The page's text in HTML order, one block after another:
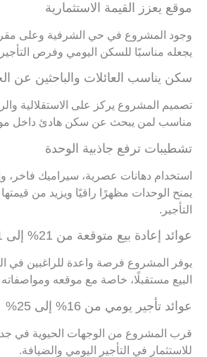
موقع يعزز القيمة الاستثمارية
وجود المشروع في حي الشرفية وعلى
يجعله مناسبًا للسكن اليومي وفرص التأجير
سكن يناسب العائلات والباحثين عن
تصميم المشروع يركز على الاستقلالية
مناسب لمن يبحث عن سكن هادئ داخل
تشطيبات ترفع جاذبية الوحدة
يمنح الوحدات مظهرًا راقيًا ويزيد من
التأجير.
عوائد إعادة بيع متوقعة من 21% إلى 31%
يوفر المشروع فرصة واعدة للراغبين في
البيع مستقبلًا، خاصة مع موقعه
عوائد تأجير يومي من 16% إلى 25%
قرب المشروع من الوجهات الحيوية في
للاستثمار في التأجير اليومي والضيافة.